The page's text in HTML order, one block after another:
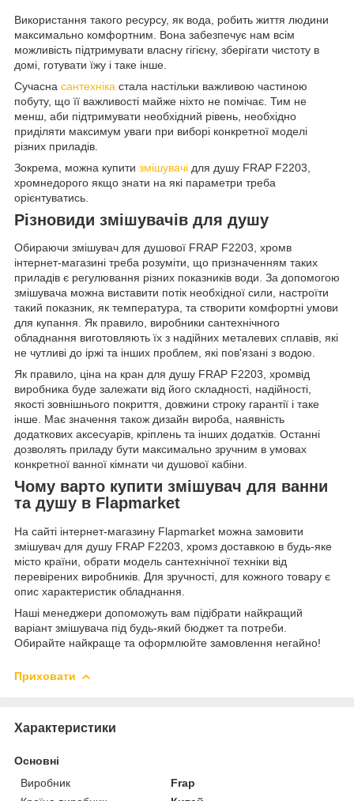
Використання такого ресурсу, як вода, робить життя людини
максимально комфортним. Вона забезпечує нам всім
можливість підтримувати власну гігієну, зберігати чистоту в
домі, готувати їжу і таке інше.
Сучасна сантехніка стала настільки важливою частиною
побуту, що її важливості майже ніхто не помічає. Тим не
менш, аби підтримувати необхідний рівень, необхідно
приділяти максимум уваги при виборі конкретної моделі
різних приладів.
Зокрема, можна купити змішувачі для душу FRAP F2203,
хромнедорого якщо знати на які параметри треба
орієнтуватись.
Різновиди змішувачів для душу
Обираючи змішувач для душової FRAP F2203, хромв
інтернет-магазині треба розуміти, що призначенням таких
приладів є регулювання різних показників води. За допомогою
змішувача можна виставити потік необхідної сили, настроїти
такий показник, як температура, та створити комфортні умови
для купання. Як правило, виробники сантехнічного
обладнання виготовляють їх з надійних металевих сплавів, які
не чутливі до іржі та інших проблем, які пов'язані з водою.
Як правило, ціна на кран для душу FRAP F2203, хромвід
виробника буде залежати від його складності, надійності,
якості зовнішнього покриття, довжини строку гарантії і таке
інше. Має значення також дизайн вироба, наявність
додаткових аксесуарів, кріплень та інших додатків. Останні
дозволять приладу бути максимально зручним в умовах
конкретної ванної кімнати чи душової кабіни.
Чому варто купити змішувач для ванни
та душу в Flapmarket
На сайті інтернет-магазину Flapmarket можна замовити
змішувач для душу FRAP F2203, хромз доставкою в будь-яке
місто країни, обрати модель сантехнічної техніки від
перевірених виробників. Для зручності, для кожного товару є
опис характеристик обладнання.
Наші менеджери допоможуть вам підібрати найкращий
варіант змішувача під будь-який бюджет та потреби.
Обирайте найкраще та оформлюйте замовлення негайно!
Приховати
Характеристики
Основні
Виробник
Frap